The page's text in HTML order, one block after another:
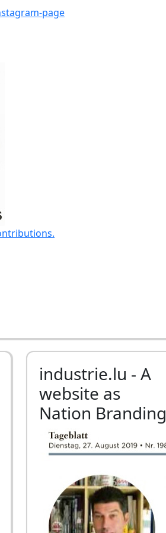
page
industrie.lu - A
website as
Nation Branding